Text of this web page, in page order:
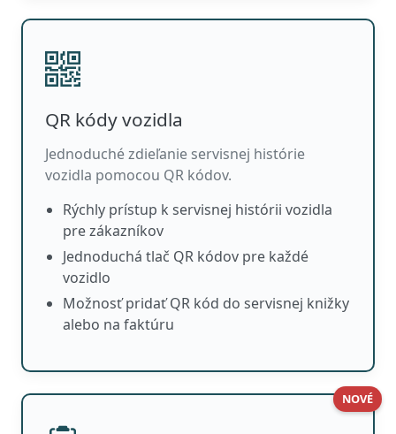
QR kódy vozidla
Jednoduché zdieľanie servisnej histórie
vozidla pomocou QR kódov.
Rýchly prístup k servisnej histórii vozidla
pre zákazníkov
Jednoduchá tlač QR kódov pre každé
vozidlo
Možnosť pridať QR kód do servisnej knižky
alebo na faktúru
NOVÉ